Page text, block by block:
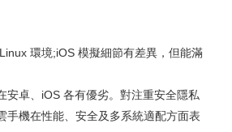
環境;iOS 模擬細節有差異，但能滿
卓、iOS 各有優劣。對注重安全隱私
手機在性能、安全及多系統適配方面表